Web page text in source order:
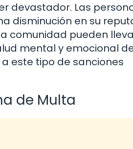
devastador. Las
disminución en su
comunidad pueden
mental y emocional
este tipo de sanciones
de Multa